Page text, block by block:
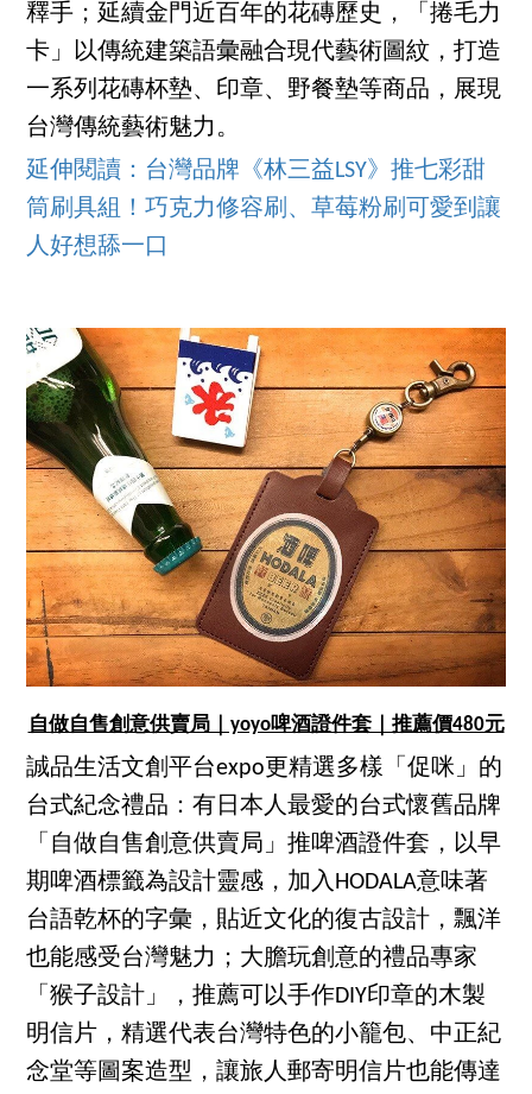
釋手；延續金門近百年的花磚歷史，「捲毛力
卡」以傳統建築語彙融合現代藝術圖紋，打造
一系列花磚杯墊、印章、野餐墊等商品，展現
台灣傳統藝術魅力。
延伸閱讀：台灣品牌《林三益LSY》推七彩甜
筒刷具組！巧克力修容刷、草莓粉刷可愛到讓
人好想舔一口
自做自售創意供賣局｜yoyo啤酒證件套｜推薦價480元
誠品生活文創平台expo更精選多樣「促咪」的
台式紀念禮品：有日本人最愛的台式懷舊品牌
「自做自售創意供賣局」推啤酒證件套，以早
期啤酒標籤為設計靈感，加入HODALA意味著
台語乾杯的字彙，貼近文化的復古設計，飄洋
也能感受台灣魅力；大膽玩創意的禮品專家
「猴子設計」，推薦可以手作DIY印章的木製
明信片，精選代表台灣特色的小籠包、中正紀
念堂等圖案造型，讓旅人郵寄明信片也能傳達